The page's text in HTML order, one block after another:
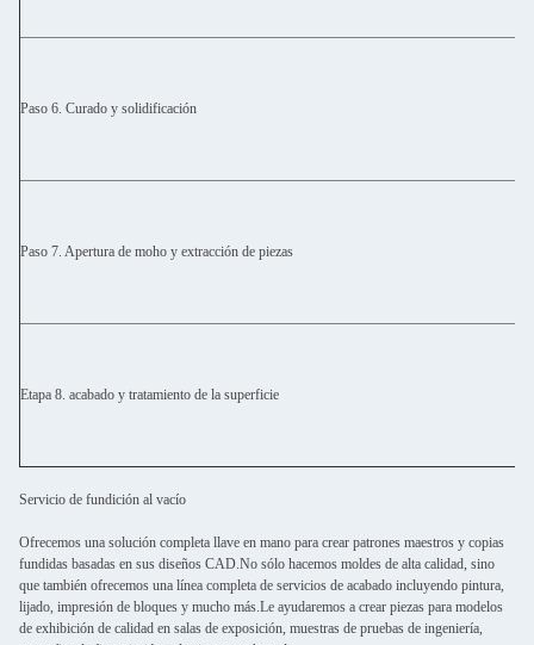
Paso 6. Curado y solidificación
Paso 7. Apertura de moho y extracción de piezas
Etapa 8. acabado y tratamiento de la superficie
Servicio de fundición al vacío
Ofrecemos una solución completa llave en mano para crear patrones maestros y copias
fundidas basadas en sus diseños CAD.No sólo hacemos moldes de alta calidad, sino
que también ofrecemos una línea completa de servicios de acabado incluyendo pintura,
lijado, impresión de bloques y mucho más.Le ayudaremos a crear piezas para modelos
de exhibición de calidad en salas de exposición, muestras de pruebas de ingeniería,